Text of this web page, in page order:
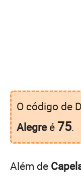
O código de
Alegreé 75.
Além de